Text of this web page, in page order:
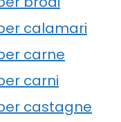
calamari
carne
carni
castagne